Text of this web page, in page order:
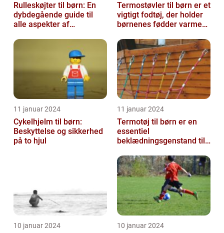
Rulleskøjter til børn: En
dybdegående guide til
alle aspekter af
Termostøvler til børn er et
vigtigt fodtøj, der holder
børnenes fødder varme
11 januar 2024
Cykelhjelm til børn:
Beskyttelse og sikkerhed
på to hjul
11 januar 2024
Termotøj til børn er en
essentiel
beklædningsgenstand til
10 januar 2024 10 januar 2024